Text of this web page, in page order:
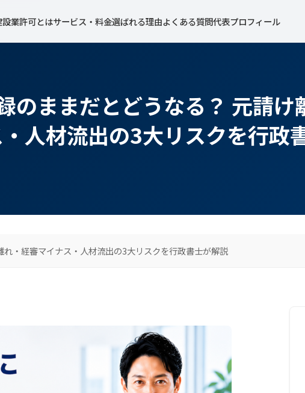
設業許可とはサービス・料金選ばれる理由よくある質問代表プロフィール
のままだとどうなる？ 元請け
人材流出の3大リスクを行政
・経審マイナス・人材流出の3大リスクを行政書士が解説